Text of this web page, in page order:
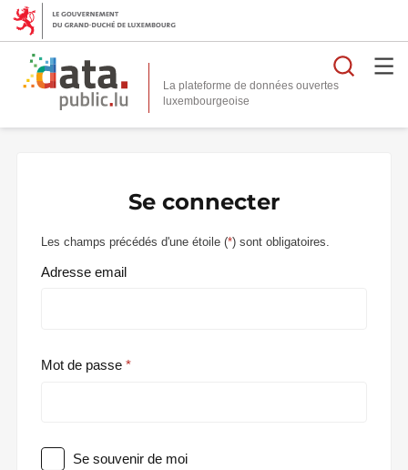
La plateforme de données ouvertes
Se connecter
Les champs précédés d'une étoile (*) sont obligatoires.
Adresse email
Mot de passe
Se souvenir de moi